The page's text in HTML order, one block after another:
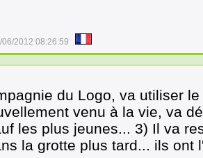
06/2012 08:26:59
du Logo, va utiliser
venu à la vie, va
les plus jeunes... 3) Il va
la grotte plus tard... ils ont